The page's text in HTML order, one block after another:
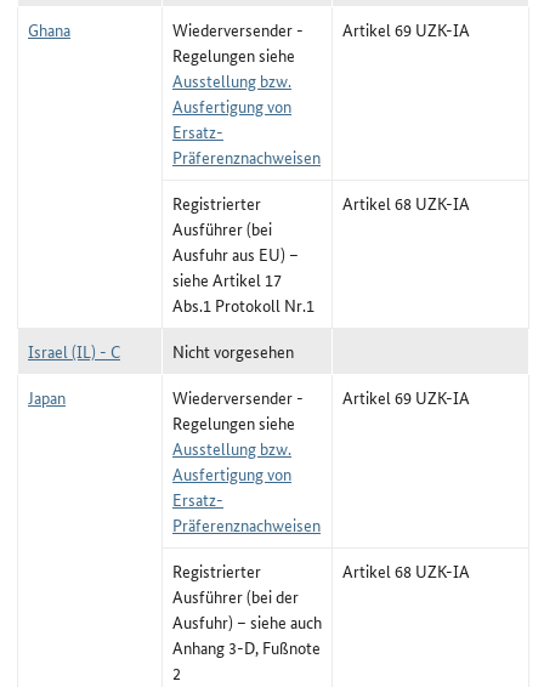
Ghana
Wiederversender -
Regelungen siehe
Ausstellung bzw.
Ausfertigung von
Ersatz-
Präferenznachweisen
Artikel 69 UZK-IA
Registrierter
Ausführer (bei
Ausfuhr aus EU) –
siehe Artikel 17
Abs.1 Protokoll Nr.1
Artikel 68 UZK-IA
Israel (IL) - C
Nicht vorgesehen
Japan
Wiederversender -
Regelungen siehe
Ausstellung bzw.
Ausfertigung von
Ersatz-
Präferenznachweisen
Artikel 69 UZK-IA
Registrierter
Ausführer (bei der
Ausfuhr) – siehe auch
Anhang 3-D, Fußnote
2
Artikel 68 UZK-IA